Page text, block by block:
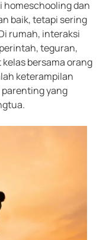
homeschooling dan
baik, tetapi sering
rumah, interaksi
teguran,
bersama orang
keterampilan
yang